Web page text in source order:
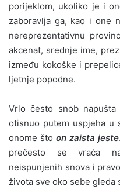
porijeklom, ukoliko je i
zaboravlja ga, kao i one
nereprezentativnu
akcenat, srednje ime,
između kokoške i
ljetnje popodne.
Vrlo često snob
otisnuo putem uspjeha
onome što on zaista jeste
prečesto se vraća
neispunjenih snova i
života sve oko sebe gleda